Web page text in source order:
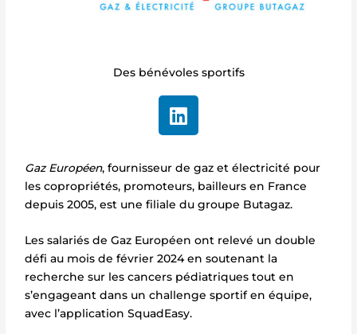
Des bénévoles sportifs
L
i
k
e
d
n
Gaz Européen, fournisseur de gaz et électricité pour
les copropriétés, promoteurs, bailleurs en France
depuis 2005, est une filiale du groupe Butagaz.
Les salariés de Gaz Européen ont relevé un double
défi au mois de février 2024 en soutenant la
recherche sur les cancers pédiatriques tout en
s’engageant dans un challenge sportif en équipe,
avec l’application SquadEasy.